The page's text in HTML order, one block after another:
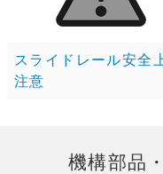
スライドレール安全
注意
機構部品